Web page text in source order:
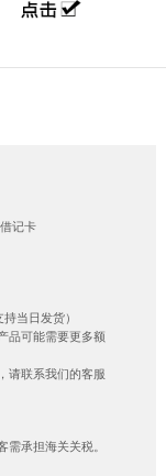
记卡
当日发货）
品可能需要更多额
请联系我们的客服
承担海关关税。